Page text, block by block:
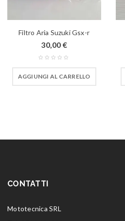
Filtro Aria Suzuki Gsx-r
30,00 €
AGGIUNGI AL CARRELLO
CONTATTI
Mototecnica SRL